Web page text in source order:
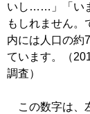
いし……」「い
もしれません。
内には人口の約
ています。（
調査）
この数字は、